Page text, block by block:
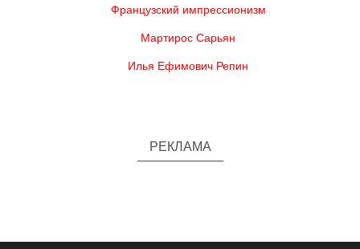
Французский импрессионизм
Мартирос Сарьян
Илья Ефимович Репин
РЕКЛАМА